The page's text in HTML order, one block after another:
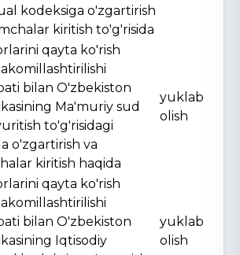
kodeksiga o'zgartirish
kiritish to'g'risida
qayta ko'rish
bilan O'zbekiston
Ma'muriy sud
to'g'risidagi
o'zgartirish va
kiritish haqida
yuklab
olish
qayta ko'rish
bilan O'zbekiston
Iqtisodiy
yuklab
olish